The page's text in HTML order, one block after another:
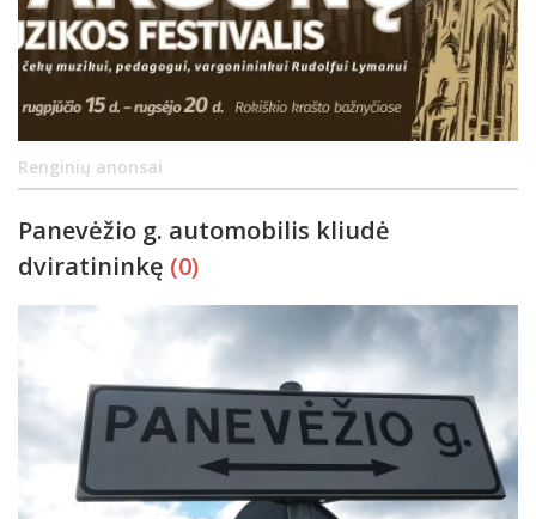
Renginių anonsai
Panevėžio g. automobilis kliudė
dviratininkę (0)